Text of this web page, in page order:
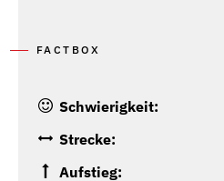
FACTBOX
Schwierigkeit:
Strecke:
Aufstieg: